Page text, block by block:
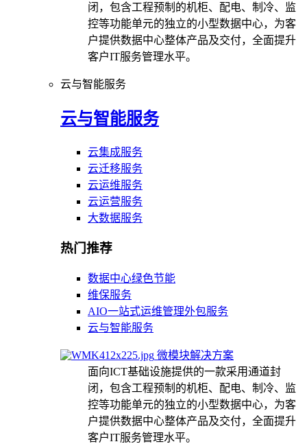
闭，包含工程预制的机柜、配电、制冷、监
控等功能单元的独立的小型数据中心，为客
户提供数据中心整体产品及交付，全面提升
客户IT服务管理水平。
云与智能服务
云与智能服务
云集成服务
云迁移服务
云运维服务
云运营服务
大数据服务
热门推荐
数据中心绿色节能
维保服务
AIO一站式运维管理外包服务
云与智能服务
微模块解决方案
面向ICT基础设施提供的一款采用通道封
闭，包含工程预制的机柜、配电、制冷、监
控等功能单元的独立的小型数据中心，为客
户提供数据中心整体产品及交付，全面提升
客户IT服务管理水平。